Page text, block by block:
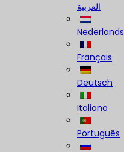
العربية
Nederlands
Français
Deutsch
Italiano
Português